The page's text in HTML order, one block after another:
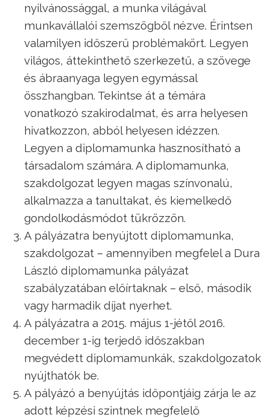
nyilvánossággal, a munka világával
munkavállalói szemszögből nézve. Érintsen
valamilyen időszerű problémakört. Legyen
világos, áttekinthető szerkezetű, a szövege
és ábraanyaga legyen egymással
összhangban. Tekintse át a témára
vonatkozó szakirodalmat, és arra helyesen
hivatkozzon, abból helyesen idézzen.
Legyen a diplomamunka hasznosítható a
társadalom számára. A diplomamunka,
szakdolgozat legyen magas színvonalú,
alkalmazza a tanultakat, és kiemelkedő
gondolkodásmódot tükrözzön.
A pályázatra benyújtott diplomamunka,
szakdolgozat – amennyiben megfelel a Dura
László diplomamunka pályázat
szabályzatában előírtaknak – első, második
vagy harmadik díjat nyerhet.
A pályázatra a 2015. május 1-jétől 2016.
december 1-ig terjedő időszakban
megvédett diplomamunkák, szakdolgozatok
nyújthatók be.
A pályázó a benyújtás időpontjáig zárja le az
adott képzési szintnek megfelelő